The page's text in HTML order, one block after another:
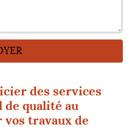
des services
de qualité au
travaux de